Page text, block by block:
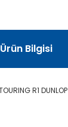
Ürün Bilgisi
R1 DUNLOP